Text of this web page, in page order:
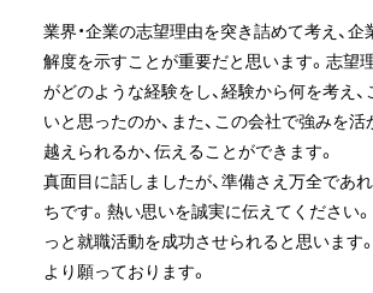
業界・企業の志望理由を突き詰めて考え、企
解度を示すことが重要だと思います。志望
がどのような経験をし、経験から何を考え
いと思ったのか、また、この会社で強みを活
越えられるか、伝えることができます。
真面目に話しましたが、準備さえ万全であ
ちです。熱い思いを誠実に伝えてください
っと就職活動を成功させられると思います
より願っております。